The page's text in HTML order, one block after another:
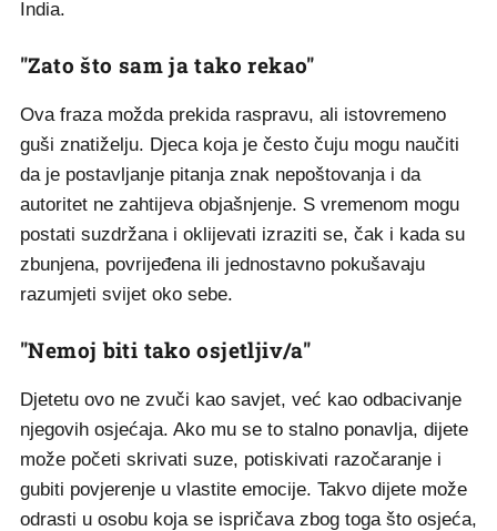
India.
"Zato što sam ja tako rekao"
Ova fraza možda prekida raspravu, ali istovremeno
guši znatiželju. Djeca koja je često čuju mogu naučiti
da je postavljanje pitanja znak nepoštovanja i da
autoritet ne zahtijeva objašnjenje. S vremenom mogu
postati suzdržana i oklijevati izraziti se, čak i kada su
zbunjena, povrijeđena ili jednostavno pokušavaju
razumjeti svijet oko sebe.
"Nemoj biti tako osjetljiv/a"
Djetetu ovo ne zvuči kao savjet, već kao odbacivanje
njegovih osjećaja. Ako mu se to stalno ponavlja, dijete
može početi skrivati suze, potiskivati razočaranje i
gubiti povjerenje u vlastite emocije. Takvo dijete može
odrasti u osobu koja se ispričava zbog toga što osjeća,